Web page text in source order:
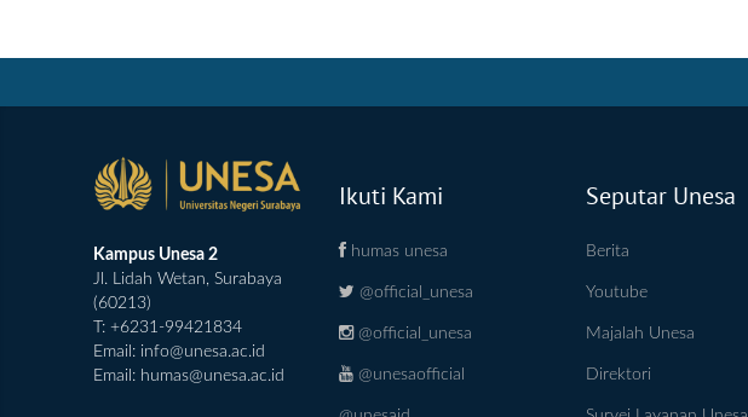
Kampus Unesa 2
Jl. Lidah Wetan, Surabaya
(60213)
T: +6231-99421834
Email: info@unesa.ac.id
Email: humas@unesa.ac.id
Ikuti Kami
humas unesa
@official_unesa
@official_unesa
@unesaofficial
Seputar Unesa
Berita
Youtube
Majalah Unesa
Direktori